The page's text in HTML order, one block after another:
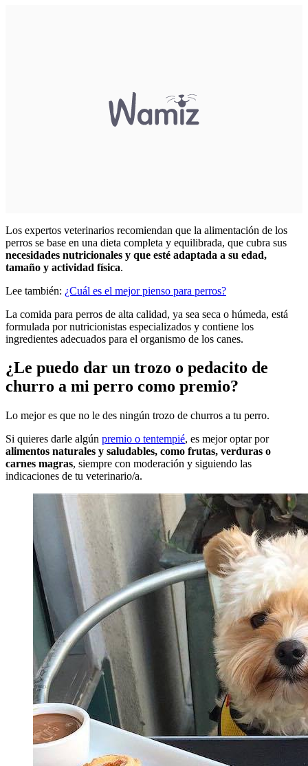
Los expertos veterinarios recomiendan que la alimentación de los
perros se base en una dieta completa y equilibrada, que cubra sus
necesidades nutricionales y que esté adaptada a su edad,
tamaño y actividad física.
Lee también: ¿Cuál es el mejor pienso para perros?
La comida para perros de alta calidad, ya sea seca o húmeda, está
formulada por nutricionistas especializados y contiene los
ingredientes adecuados para el organismo de los canes.
¿Le puedo dar un trozo o pedacito de
churro a mi perro como premio?
Lo mejor es que no le des ningún trozo de churros a tu perro.
Si quieres darle algún premio o tentempié, es mejor optar por
alimentos naturales y saludables, como frutas, verduras o
carnes magras, siempre con moderación y siguiendo las
indicaciones de tu veterinario/a.